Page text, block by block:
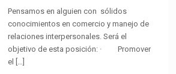
Pensamos en alguien con sólidos
conocimientos en comercio y manejo de
relaciones interpersonales. Será el
objetivo de esta posición: · Promover
el […]